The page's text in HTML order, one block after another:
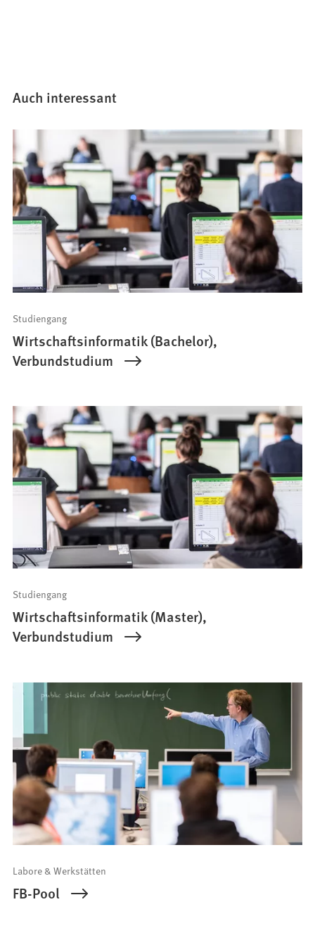
Auch interessant
Studiengang
Wirtschaftsinformatik (Bachelor),
Verbundstudium
Studiengang
Wirtschaftsinformatik (Master),
Verbundstudium
Labore & Werkstätten
FB-Pool